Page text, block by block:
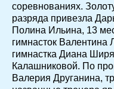
соревнованиях.
разряда привезла
Полина Ильина, 13
гимнасток
гимнастка Диана
Калашниковой. По
Валерия Друганина,